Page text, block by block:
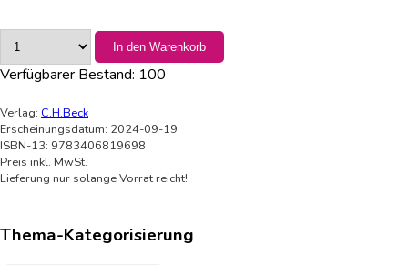
In den Warenkorb
Verfügbarer Bestand: 100
Verlag: C.H.Beck
Erscheinungsdatum: 2024-09-19
ISBN-13: 9783406819698
Preis inkl. MwSt.
Lieferung nur solange Vorrat reicht!
Thema-Kategorisierung